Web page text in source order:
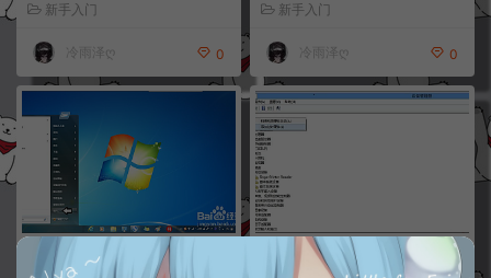
新手入门
冷雨泽ღ 0
新手入门
冷雨泽ღ 0
Win7安装虚拟网卡图文教程 Win8上安装虚拟网卡图文教程